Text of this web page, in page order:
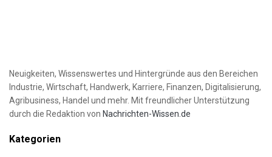
Neuigkeiten, Wissenswertes und Hintergründe aus den Bereichen
Industrie, Wirtschaft, Handwerk, Karriere, Finanzen, Digitalisierung,
Agribusiness, Handel und mehr. Mit freundlicher Unterstützung
durch die Redaktion von Nachrichten-Wissen.de
Kategorien